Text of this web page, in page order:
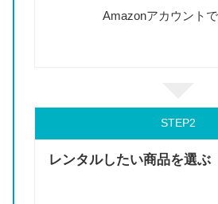
Amazonアカウント
STEP
レンタルしたい商品を選ぶ